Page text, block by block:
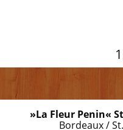
»La Fleur Penin«
Bordeaux /